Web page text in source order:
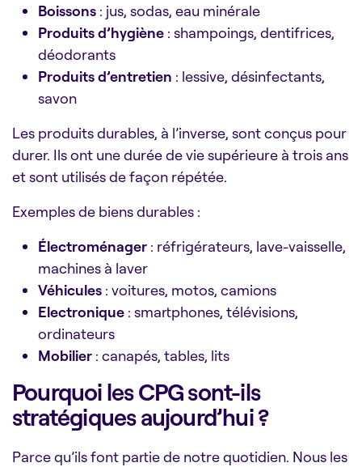
Boissons : jus, sodas, eau minérale
Produits d’hygiène : shampoings, dentifrices,
déodorants
Produits d’entretien : lessive, désinfectants,
savon
Les produits durables, à l’inverse, sont conçus pour
durer. Ils ont une durée de vie supérieure à trois ans
et sont utilisés de façon répétée.
Exemples de biens durables :
Électroménager : réfrigérateurs, lave-vaisselle,
machines à laver
Véhicules : voitures, motos, camions
Electronique : smartphones, télévisions,
ordinateurs
Mobilier : canapés, tables, lits
Pourquoi les CPG sont-ils
stratégiques aujourd’hui ?
Parce qu’ils font partie de notre quotidien. Nous les